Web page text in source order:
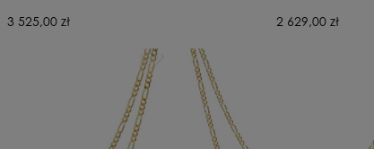
3 525,00 zł 2 629,00 zł